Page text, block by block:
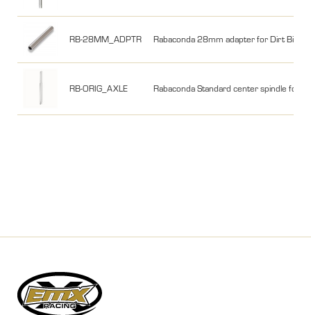
RB-28MM_ADPTR Rabaconda 28mm adapter for Dirt Bike
RB-ORIG_AXLE Rabaconda Standard center spindle for